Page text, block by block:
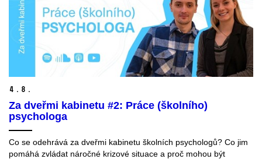
4. 8.
Za dveřmi kabinetu #2: Práce (školního)
psychologa
Co se odehrává za dveřmi kabinetu školních psychologů? Co jim
pomáhá zvládat náročné krizové situace a proč mohou být